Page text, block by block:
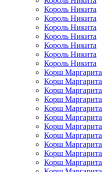
Король Никита
Король Никита
Король Никита
Король Никита
Король Никита
Король Никита
Король Никита
Корш Маргарита
Корш Маргарита
Корш Маргарита
Корш Маргарита
Корш Маргарита
Корш Маргарита
Корш Маргарита
Корш Маргарита
Корш Маргарита
Корш Маргарита
Корш Маргарита